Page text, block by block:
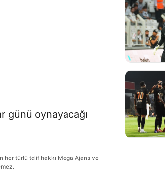
günü oynayacağı
her türlü telif hakkı Mega Ajans ve